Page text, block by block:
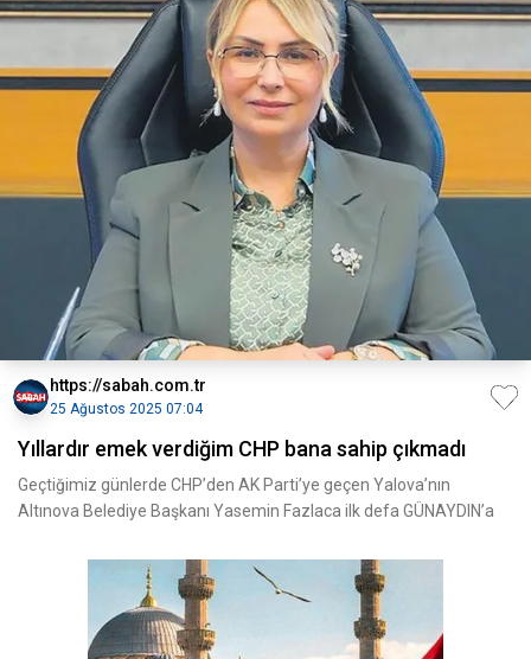
https://sabah.com.tr
25 Ağustos 2025 07:04
Yıllardır emek verdiğim CHP bana sahip çıkmadı
Geçtiğimiz günlerde CHP’den AK Parti’ye geçen Yalova’nın
Altınova Belediye Başkanı Yasemin Fazlaca ilk defa GÜNAYDIN’a